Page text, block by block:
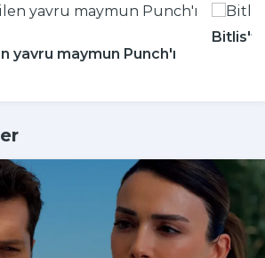
yavru maymun Punch'ı